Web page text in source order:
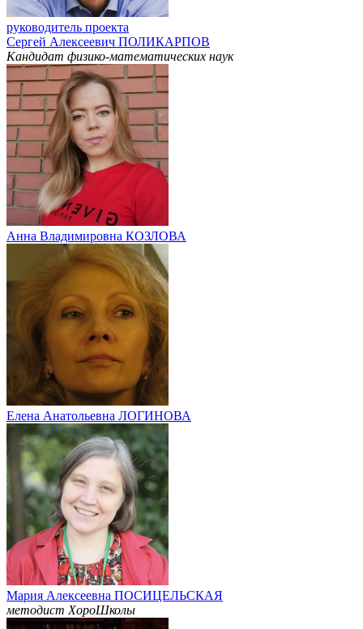
руководитель проекта
Сергей Алексеевич ПОЛИКАРПОВ
Кандидат физико-математических наук
Анна Владимировна КОЗЛОВА
Елена Анатольевна ЛОГИНОВА
Мария Алексеевна ПОСИЦЕЛЬСКАЯ
методист ХороШколы